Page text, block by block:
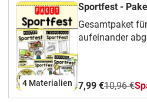
4 Materialien
Sportfest -
Gesamtpaket
aufeinander
7,99 €10,96 €